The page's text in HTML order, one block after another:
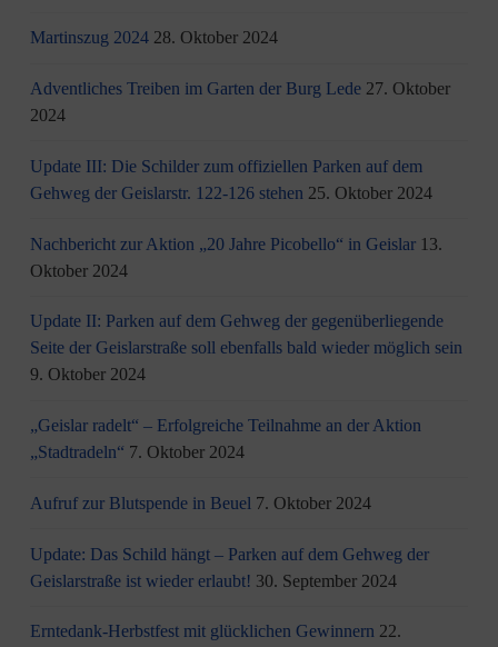
Martinszug 2024 28. Oktober 2024
Adventliches Treiben im Garten der Burg Lede 27. Oktober
2024
Update III: Die Schilder zum offiziellen Parken auf dem
Gehweg der Geislarstr. 122-126 stehen 25. Oktober 2024
Nachbericht zur Aktion „20 Jahre Picobello“ in Geislar 13.
Oktober 2024
Update II: Parken auf dem Gehweg der gegenüberliegende
Seite der Geislarstraße soll ebenfalls bald wieder möglich sein
9. Oktober 2024
„Geislar radelt“ – Erfolgreiche Teilnahme an der Aktion
„Stadtradeln“ 7. Oktober 2024
Aufruf zur Blutspende in Beuel 7. Oktober 2024
Update: Das Schild hängt – Parken auf dem Gehweg der
Geislarstraße ist wieder erlaubt! 30. September 2024
Erntedank-Herbstfest mit glücklichen Gewinnern 22.